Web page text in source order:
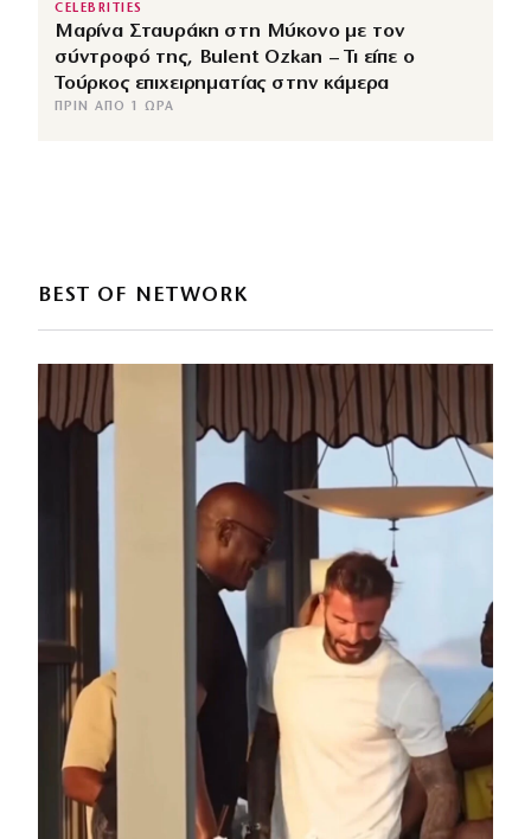
CELEBRITIES
Μαρίνα Σταυράκη στη Μύκονο με τον
σύντροφό της, Bulent Ozkan – Τι είπε ο
Τούρκος επιχειρηματίας στην κάμερα
ΠΡΙΝ ΑΠΌ 1 ΏΡΑ
BEST OF NETWORK